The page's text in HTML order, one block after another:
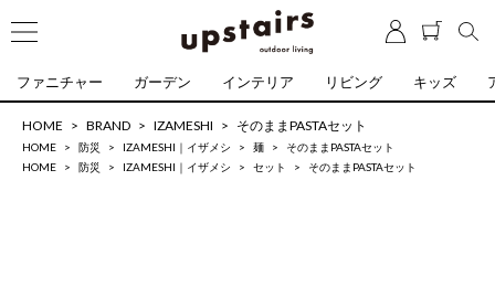
ファニチャー ガーデン インテリア リビング キッズ
HOME BRAND IZAMESHI そのままPASTAセット
HOME 防災 IZAMESHI｜イザメシ 麺
そのままPASTAセット
HOME
防災 IZAMESHI｜イザメシ セット そのままPASTAセット